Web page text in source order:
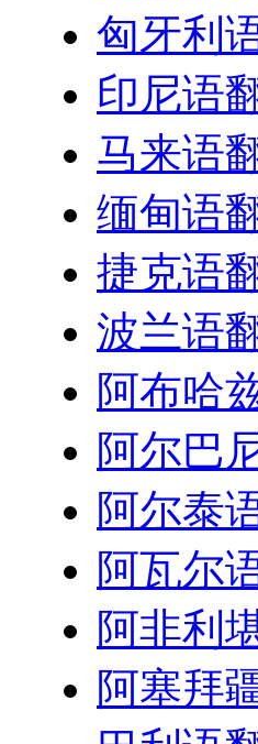
匈牙利
印尼语
马来语
缅甸语
捷克语
波兰语
阿布哈
阿尔巴
阿尔泰
阿瓦尔
阿非利
阿塞拜